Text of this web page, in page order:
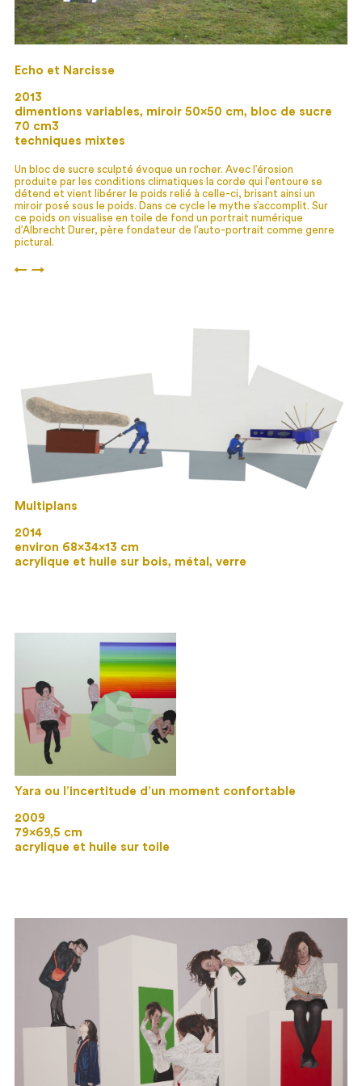
Echo et Narcisse
2013
dimentions variables, miroir 50×50 cm, bloc de sucre
70 cm3
techniques mixtes
Un bloc de sucre sculpté évoque un rocher. Avec l’érosion
produite par les conditions climatiques la corde qui l’entoure se
détend et vient libérer le poids relié à celle-ci, brisant ainsi un
miroir posé sous le poids. Dans ce cycle le mythe s’accomplit. Sur
ce poids on visualise en toile de fond un portrait numérique
d’Albrecht Durer, père fondateur de l’auto-portrait comme genre
pictural.
← →
Multiplans
2014
environ 68×34×13 cm
acrylique et huile sur bois, métal, verre
Yara ou l’incertitude d’un moment confortable
2009
79×69,5 cm
acrylique et huile sur toile